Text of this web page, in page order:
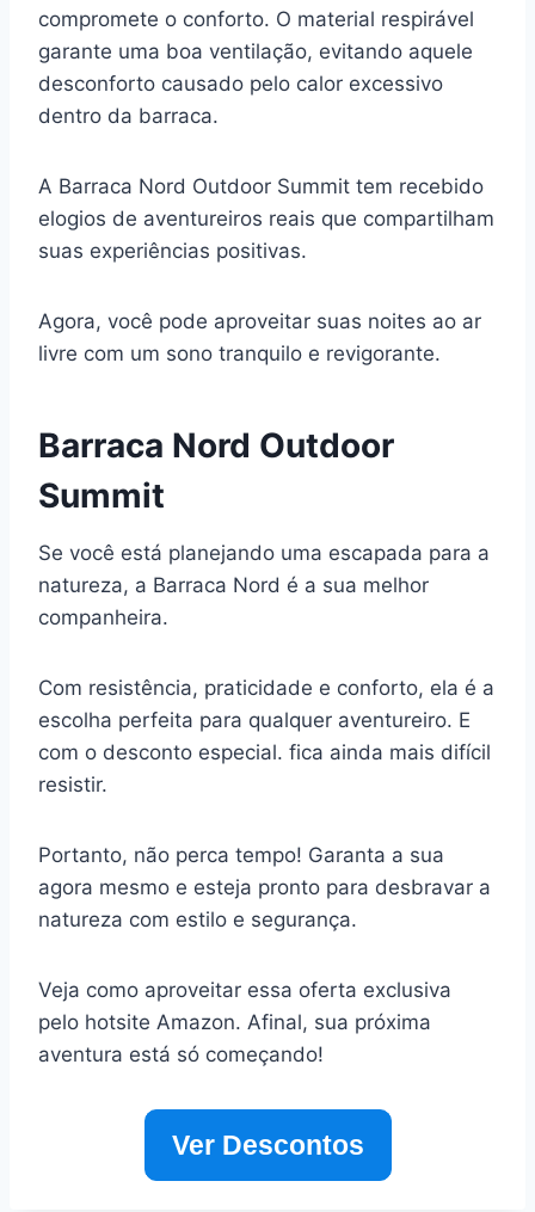
compromete o conforto. O material respirável
garante uma boa ventilação, evitando aquele
desconforto causado pelo calor excessivo
dentro da barraca.
A Barraca Nord Outdoor Summit tem recebido
elogios de aventureiros reais que compartilham
suas experiências positivas.
Agora, você pode aproveitar suas noites ao ar
livre com um sono tranquilo e revigorante.
Barraca Nord Outdoor
Summit
Se você está planejando uma escapada para a
natureza, a Barraca Nord é a sua melhor
companheira.
Com resistência, praticidade e conforto, ela é a
escolha perfeita para qualquer aventureiro. E
com o desconto especial. fica ainda mais difícil
resistir.
Portanto, não perca tempo! Garanta a sua
agora mesmo e esteja pronto para desbravar a
natureza com estilo e segurança.
Veja como aproveitar essa oferta exclusiva
pelo hotsite Amazon. Afinal, sua próxima
aventura está só começando!
Ver Descontos